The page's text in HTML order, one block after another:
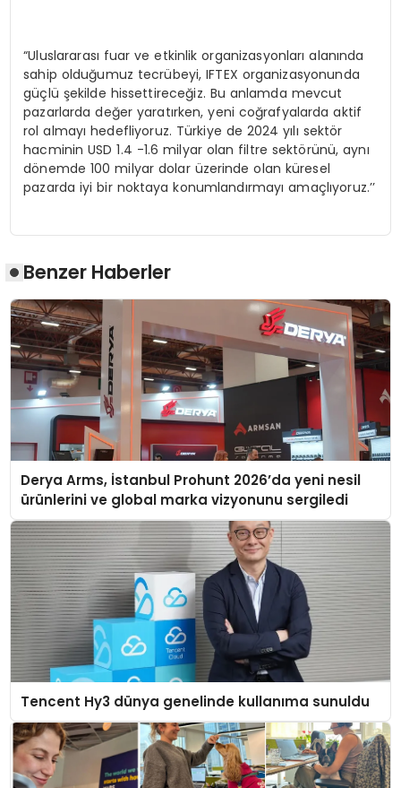
“Uluslararası fuar ve etkinlik organizasyonları alanında
sahip olduğumuz tecrübeyi, IFTEX organizasyonunda
güçlü şekilde hissettireceğiz. Bu anlamda mevcut
pazarlarda değer yaratırken, yeni coğrafyalarda aktif
rol almayı hedefliyoruz. Türkiye de 2024 yılı sektör
hacminin USD 1.4 -1.6 milyar olan filtre sektörünü, aynı
dönemde 100 milyar dolar üzerinde olan küresel
pazarda iyi bir noktaya konumlandırmayı amaçlıyoruz.’’
Benzer Haberler
Derya Arms, İstanbul Prohunt 2026’da yeni nesil
ürünlerini ve global marka vizyonunu sergiledi
Tencent Hy3 dünya genelinde kullanıma sunuldu